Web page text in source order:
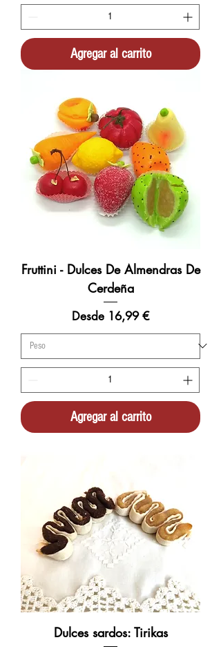
Agregar al carrito
Fruttini - Dulces De Almendras De
Cerdeña
Desde 16,99 €
Precio de oferta
Agregar al carrito
Dulces sardos: Tirikas